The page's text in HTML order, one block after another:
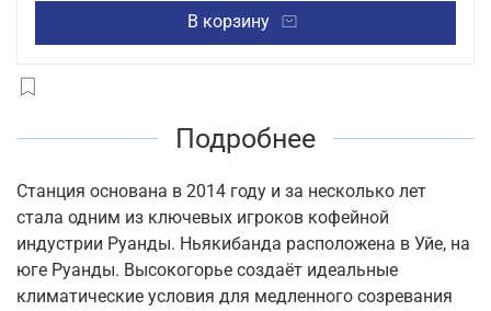
В корзину
Подробнее
Станция основана в 2014 году и за несколько лет
стала одним из ключевых игроков кофейной
индустрии Руанды. Ньякибанда расположена в Уйе, на
юге Руанды. Высокогорье создаёт идеальные
климатические условия для медленного созревания